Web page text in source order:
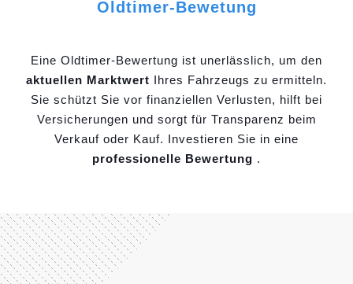
Oldtimer-Bewetung
Eine Oldtimer-Bewertung ist unerlässlich, um den
aktuellen Marktwert Ihres Fahrzeugs zu ermitteln.
Sie schützt Sie vor finanziellen Verlusten, hilft bei
Versicherungen und sorgt für Transparenz beim
Verkauf oder Kauf. Investieren Sie in eine
professionelle Bewertung .